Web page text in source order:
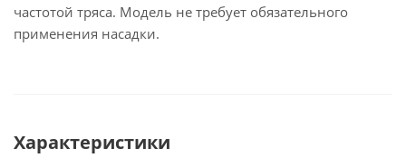
частотой тряса. Модель не требует обязательного
применения насадки.
Характеристики